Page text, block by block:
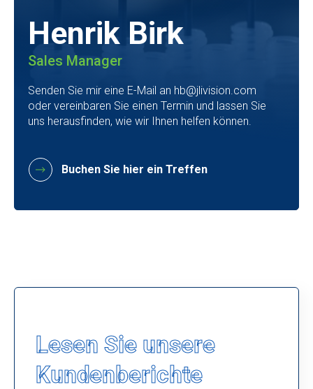
Henrik Birk
Sales Manager
Senden Sie mir eine E-Mail an hb@jlivision.com
oder vereinbaren Sie einen Termin und lassen Sie
uns herausfinden, wie wir Ihnen helfen können.
Buchen Sie hier ein Treffen
Lesen Sie unsere
Kundenberichte